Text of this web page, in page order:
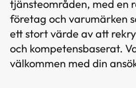
tjänsteområden, med en
företag och varumärken
ett stort värde av att
och kompetensbaserat.
välkommen med din